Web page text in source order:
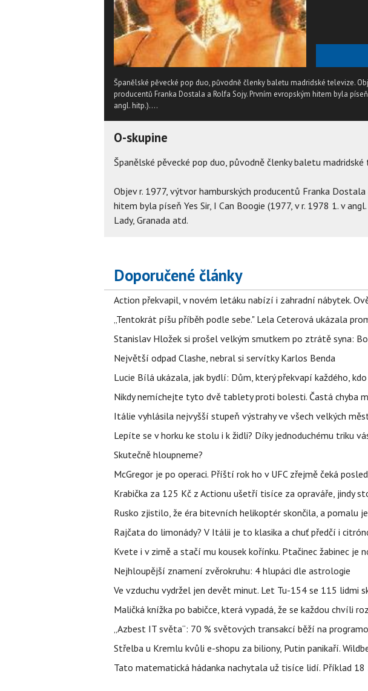
Španělské pěvecké pop duo, původně členky baletu madridské televize.
producentů Franka Dostala a Rolfa Sojy. Prvním evropským hitem byla píseň
angl. hitp.)....
O-skupine
Španělské pěvecké pop duo, původně členky baletu madridské
Objev r. 1977, výtvor hamburských producentů Franka
hitem byla píseň Yes Sir, I Can Boogie (1977, v r. 1978 1. v
Lady, Granada atd.
Doporučené články
Action překvapil, v novém letáku nabízí i zahradní nábytek.
„Tentokrát píšu příběh podle sebe." Lela Ceterová ukázala
Stanislav Hložek si prošel velkým smutkem po ztrátě syna:
Největší odpad Clashe, nebral si servítky Karlos Benda
Lucie Bílá ukázala, jak bydlí: Dům, který překvapí každého,
Nikdy nemíchejte tyto dvě tablety proti bolesti. Častá chyba
Itálie vyhlásila nejvyšší stupeň výstrahy ve všech velkých
Lepíte se v horku ke stolu i k židli? Díky jednoduchému triku
Skutečně hloupneme?
McGregor je po operaci. Příští rok ho v UFC zřejmě čeká
Krabička za 125 Kč z Actionu ušetří tisíce za opraváře, jindy
Rusko zjistilo, že éra bitevních helikoptér skončila, a pomalu
Rajčata do limonády? V Itálii je to klasika a chuť předčí i
Kvete i v zimě a stačí mu kousek kořínku. Ptačinec žabinec je
Nejhloupější znamení zvěrokruhu: 4 hlupáci dle astrologie
Ve vzduchu vydržel jen devět minut. Let Tu-154 se 115 lidmi
Maličká knížka po babičce, která vypadá, že se každou chvíli
„Azbest IT světa“: 70 % světových transakcí běží na
Střelba u Kremlu kvůli e-shopu za biliony, Putin panikaří.
Tato matematická hádanka nachytala už tisíce lidí. Příklad